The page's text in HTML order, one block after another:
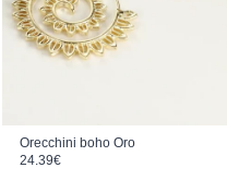
Orecchini boho Oro
24.39€